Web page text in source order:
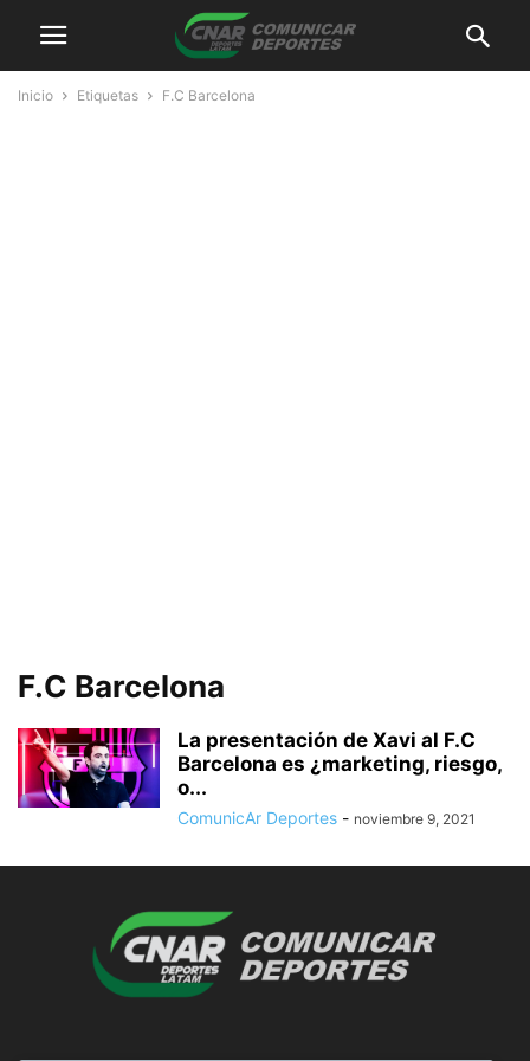
Inicio Etiquetas F.C Barcelona
F.C Barcelona
La presentación de Xavi al F.C
Barcelona es ¿marketing, riesgo,
o...
ComunicAr Deportes - noviembre 9, 2021